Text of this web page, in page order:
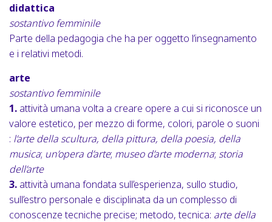
didattica
sostantivo femminile
Parte della pedagogia che ha per oggetto l’insegnamento
e i relativi metodi.
arte
sostantivo femminile
1. attività umana volta a creare opere a cui si riconosce un
valore estetico, per mezzo di forme, colori, parole o suoni
: l’arte della scultura, della pittura, della poesia, della
musica; un’opera d’arte; museo d’arte moderna; storia
dell’arte
3. attività umana fondata sull’esperienza, sullo studio,
sull’estro personale e disciplinata da un complesso di
conoscenze tecniche precise; metodo, tecnica: arte della